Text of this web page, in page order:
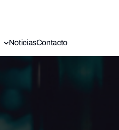
NoticiasContacto